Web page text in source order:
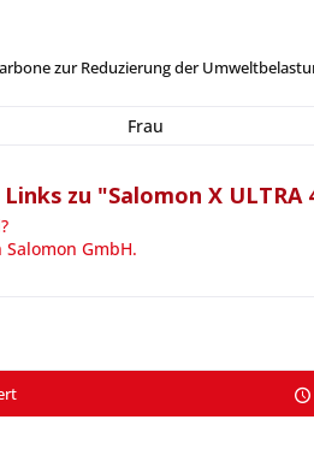
zur Reduzierung der
Frau
zu "Salomon X ULTRA
GmbH.